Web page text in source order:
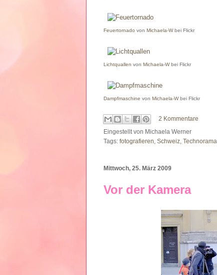
Feuertornado von Michaela-Wbei Flickr
Lichtquallen von Michaela-Wbei Flickr
Dampfmaschine von Michaela-Wbei Flickr
2 Kommentare
Eingestellt von Michaela Werner
Tags: fotografieren Schweiz Technorama
Mittwoch, 25. März 2009
Vor der Kamera